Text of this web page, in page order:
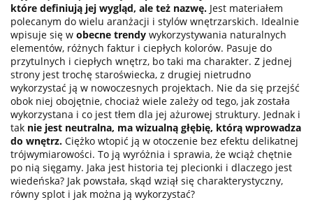
które definiują jej wygląd, ale też nazwę. Jest materiałem
polecanym do wielu aranżacji i stylów wnętrzarskich. Idealnie
wpisuje się w obecne trendy wykorzystywania naturalnych
elementów, różnych faktur i ciepłych kolorów. Pasuje do
przytulnych i ciepłych wnętrz, bo taki ma charakter. Z jednej
strony jest trochę staroświecka, z drugiej nietrudno
wykorzystać ją w nowoczesnych projektach. Nie da się przejść
obok niej obojętnie, chociaż wiele zależy od tego, jak została
wykorzystana i co jest tłem dla jej ażurowej struktury. Jednak i
tak nie jest neutralna, ma wizualną głębię, którą wprowadza
do wnętrz. Ciężko wtopić ją w otoczenie bez efektu delikatnej
trójwymiarowości. To ją wyróżnia i sprawia, że wciąż chętnie
po nią sięgamy. Jaka jest historia tej plecionki i dlaczego jest
wiedeńska? Jak powstała, skąd wziął się charakterystyczny,
równy splot i jak można ją wykorzystać?